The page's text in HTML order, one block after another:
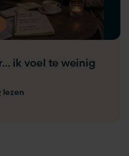
ik voel te weinig
lezen